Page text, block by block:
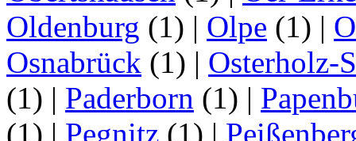
Oldenburg (1) | Olpe (1) |
Osnabrück (1) | Osterholz-
(1) | Paderborn (1) |
(1) | Pegnitz (1) |